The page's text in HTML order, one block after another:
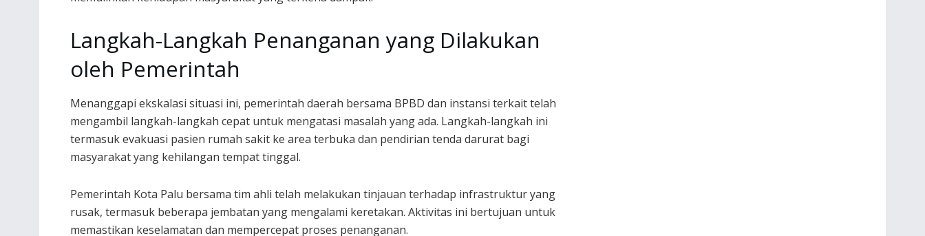
Langkah-Langkah Penanganan yang Dilakukan
oleh Pemerintah
Menanggapi ekskalasi situasi ini, pemerintah daerah bersama BPBD dan instansi terkait telah
mengambil langkah-langkah cepat untuk mengatasi masalah yang ada. Langkah-langkah ini
termasuk evakuasi pasien rumah sakit ke area terbuka dan pendirian tenda darurat bagi
masyarakat yang kehilangan tempat tinggal.
Pemerintah Kota Palu bersama tim ahli telah melakukan tinjauan terhadap infrastruktur yang
rusak, termasuk beberapa jembatan yang mengalami keretakan. Aktivitas ini bertujuan untuk
memastikan keselamatan dan mempercepat proses penanganan.